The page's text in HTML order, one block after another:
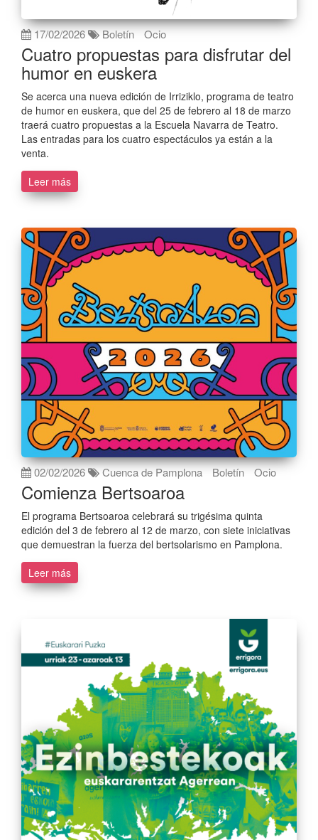
17/02/2026 Boletín Ocio
Cuatro propuestas para disfrutar del
humor en euskera
Se acerca una nueva edición de Irriziklo, programa de teatro
de humor en euskera, que del 25 de febrero al 18 de marzo
traerá cuatro propuestas a la Escuela Navarra de Teatro.
Las entradas para los cuatro espectáculos ya están a la
venta.
Leer más
02/02/2026 Cuenca de Pamplona Boletín Ocio
Comienza Bertsoaroa
El programa Bertsoaroa celebrará su trigésima quinta
edición del 3 de febrero al 12 de marzo, con siete iniciativas
que demuestran la fuerza del bertsolarismo en Pamplona.
Leer más